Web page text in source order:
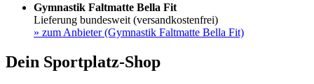
Gymnastik Faltmatte Bella Fit
Lieferung bundesweit (versandkostenfrei)
» zum Anbieter (Gymnastik Faltmatte Bella Fit)
Dein Sportplatz-Shop